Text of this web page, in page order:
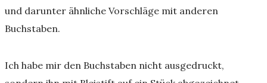
und darunter ähnliche Vorschläge mit anderen
Buchstaben.
Ich habe mir den Buchstaben nicht ausgedruckt,